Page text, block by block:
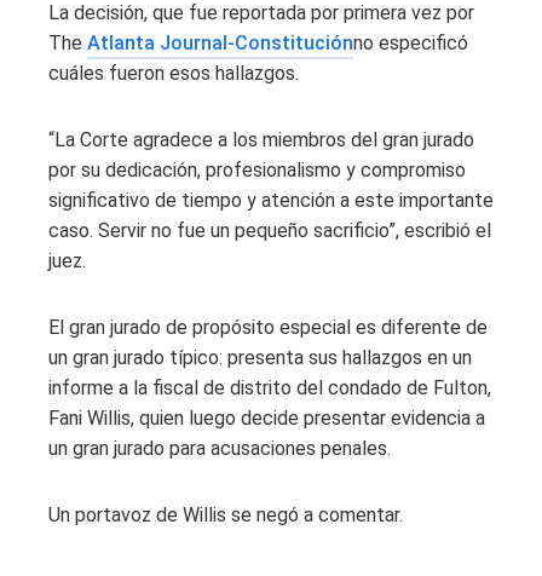
La decisión, que fue reportada por primera vez por
The Atlanta Journal-Constituciónno especificó
cuáles fueron esos hallazgos.
“La Corte agradece a los miembros del gran jurado
por su dedicación, profesionalismo y compromiso
significativo de tiempo y atención a este importante
caso. Servir no fue un pequeño sacrificio”, escribió el
juez.
El gran jurado de propósito especial es diferente de
un gran jurado típico: presenta sus hallazgos en un
informe a la fiscal de distrito del condado de Fulton,
Fani Willis, quien luego decide presentar evidencia a
un gran jurado para acusaciones penales.
Un portavoz de Willis se negó a comentar.